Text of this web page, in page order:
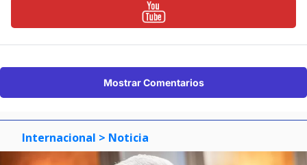
Mostrar Comentarios
Internacional > Noticia